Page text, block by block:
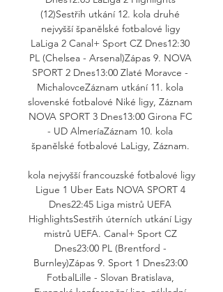
(12)Sestřih utkání 12. kola druhé
nejvyšší španělské fotbalové ligy
LaLiga 2 Canal+ Sport CZ Dnes12:30
PL (Chelsea - Arsenal)Zápas 9. NOVA
SPORT 2 Dnes13:00 Zlaté Moravce -
MichalovceZáznam utkání 11. kola
slovenské fotbalové Niké ligy, Záznam
NOVA SPORT 3 Dnes13:00 Girona FC
- UD AlmeríaZáznam 10. kola
španělské fotbalové LaLigy, Záznam.
kola nejvyšší francouzské fotbalové ligy
Ligue 1 Uber Eats NOVA SPORT 4
Dnes22:45 Liga mistrů UEFA
HighlightsSestřih úterních utkání Ligy
mistrů UEFA. Canal+ Sport CZ
Dnes23:00 PL (Brentford -
Burnley)Zápas 9. Sport 1 Dnes23:00
FotbalLille - Slovan Bratislava,